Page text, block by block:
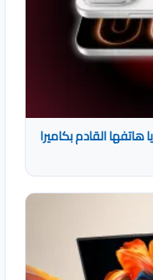
القادم بكاميرا